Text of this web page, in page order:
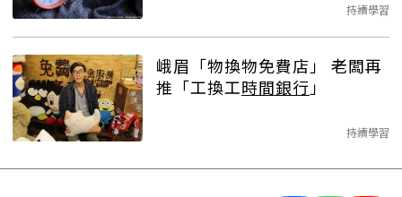
持續學習
峨眉「物換物免費店」 老闆再
推「工換工時間銀行」
持續學習